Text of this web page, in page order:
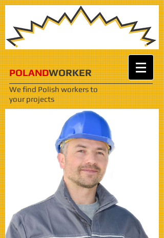
POLANDWORKER
We find Polish workersto
your projects